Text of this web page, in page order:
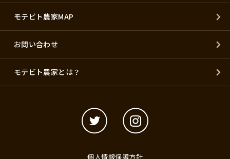
モテビト農家MAP
お問い合わせ
モテビト農家とは？
個人情報保護方針